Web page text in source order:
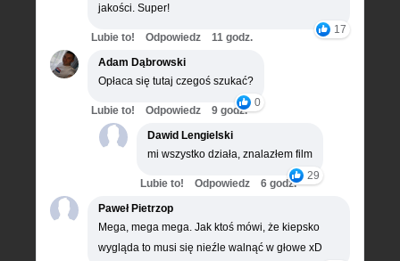
jakości. Super!
17
Lubie to! Odpowiedz
11 godz.
Adam Dąbrowski
Opłaca się tutaj czegoś szukać?
0
Lubie to! Odpowiedz
9 godz.
Dawid Lengielski
mi wszystko działa, znalazłem film
29
Lubie to! Odpowiedz
6 godz.
Paweł Pietrzop
Mega, mega mega. Jak ktoś mówi, że kiepsko
wygląda to musi się nieźle walnąć w głowe xD